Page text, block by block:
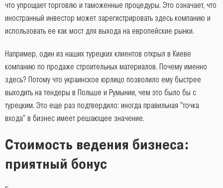
что упрощает торговлю и таможенные процедуры. Это означает, что
иностранный инвестор может зарегистрировать здесь компанию и
использовать ее как мост для выхода на европейские рынки.
Например, один из наших турецких клиентов открыл в Киеве
компанию по продаже строительных материалов. Почему именно
здесь? Потому что украинское юрлицо позволило ему быстрее
выходить на тендеры в Польше и Румынии, чем это было бы с
турецким. Это еще раз подтвердило: иногда правильная "точка
входа" в бизнес имеет решающее значение.
Стоимость ведения бизнеса:
приятный бонус